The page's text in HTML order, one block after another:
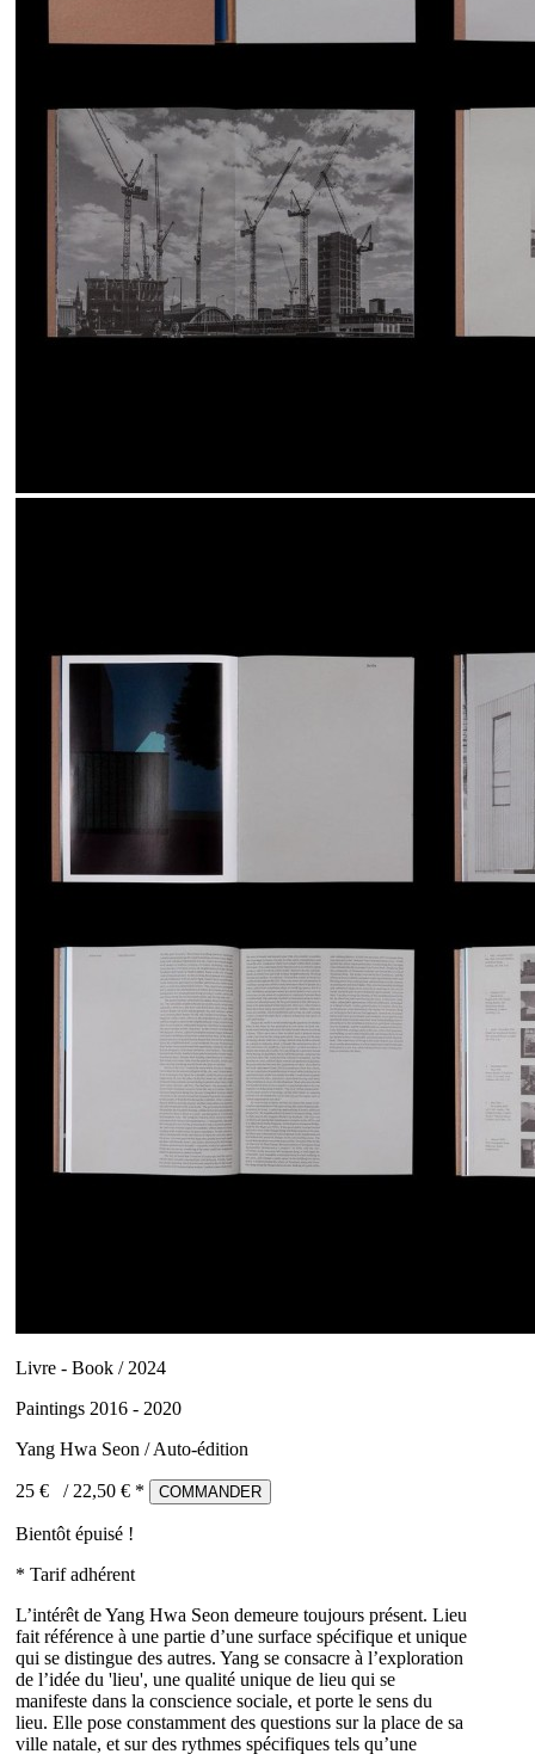
Livre - Book / 2024
Paintings 2016 - 2020
Yang Hwa Seon / Auto-édition
25 € / 22,50 € * COMMANDER
Bientôt épuisé !
* Tarif adhérent
L’intérêt de Yang Hwa Seon demeure toujours présent. Lieu
fait référence à une partie d’une surface spécifique et unique
qui se distingue des autres. Yang se consacre à l’exploration
de l’idée du 'lieu', une qualité unique de lieu qui se
manifeste dans la conscience sociale, et porte le sens du
lieu. Elle pose constamment des questions sur la place de sa
ville natale, et sur des rythmes spécifiques tels qu’une